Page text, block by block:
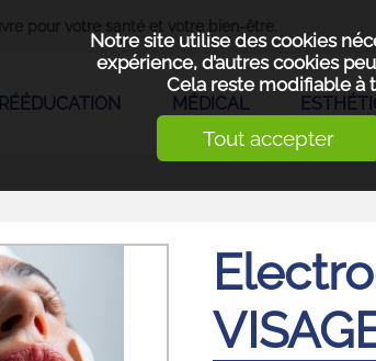
Notre site utilise des cookies
expérience, d’autres cookies
Cela reste modifiable à
Tout accepter
RÉÉDUCATION MÉDICAL